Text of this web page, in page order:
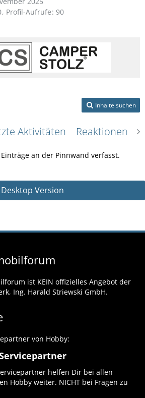
Profil-Aufrufe 90
Inhalte suchen
Aktivitäten Reaktionen
an der Pinnwand verfasst.
Desktop Version
ist KEIN offizielles Angebot der
Ing. Harald Striewski GmbH.
von Hobby:
helfen Dir bei allen
Hobby weiter. NICHT bei Fragen zu